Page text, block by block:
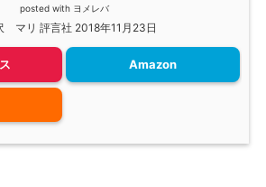
posted with ヨメレバ
マリ 評言社 2018年11月23日
Amazon